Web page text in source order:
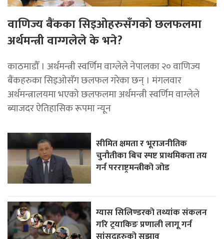
वाणिज्य बैंकका सिइओहरुसँगको छलफलमा
अर्थमन्त्री वाग्गलेले के भने?
काठमाडौँ । अर्थमन्त्री स्वर्णिम वाग्लेले नेपालका २० वाणिज्य
बैंकहरुका सिइओसँग छलफल गरेका छन् । मंगलवार
अर्थमन्त्रालयमा भएको छलफलमा अर्थमन्त्री स्वर्णिम वाग्लेले
ब्याजदर ऐतिहासिक रूपमा न्यून
सीमित क्षमता र भूराजनीतिक
चुनौतीका बिच स्पष्ट प्राथमिकता तय
गर्न परराष्ट्रमन्त्रीको जोड
ग्यास सिलिण्डरको तथ्यांक संकलन
गरि ट्रयाकिङ प्रणाली लागू गर्न
सांसदहरुको सुझाव